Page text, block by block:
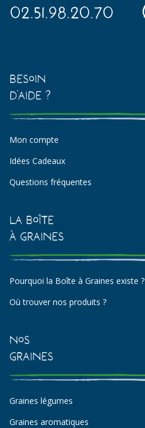
02.51.98.20.70
Besoin
d'aide ?
Mon compte
Idées Cadeaux
Questions fréquentes
La Boîte
à Graines
Pourquoi la Boîte à Graines existe ?
Où trouver nos produits ?
Nos
Graines
Graines légumes
Graines aromatiques